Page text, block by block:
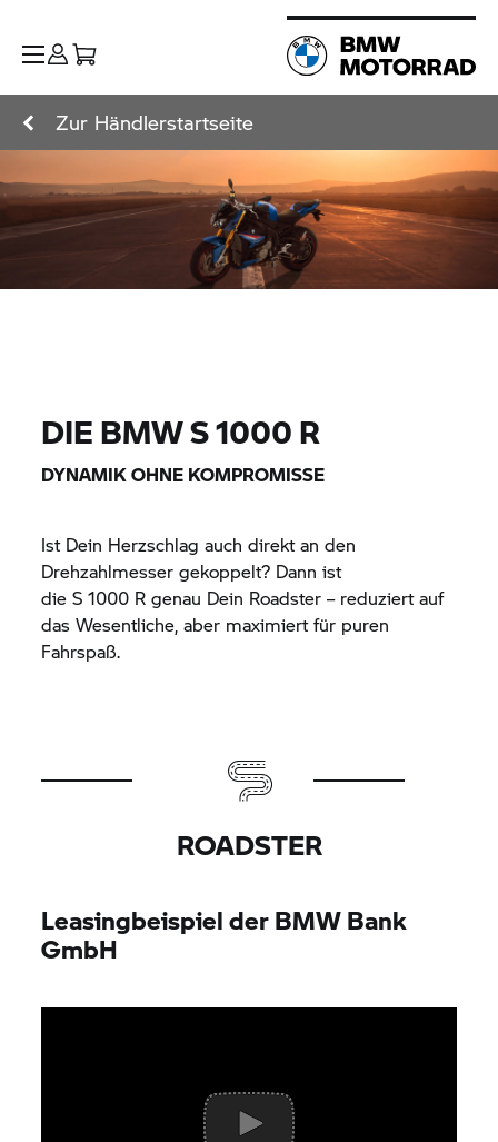
Zur Händlerstartseite
DIE BMWS 1000 R
DYNAMIK OHNE KOMPROMISSE
Ist Dein Herzschlag auch direkt an den
Drehzahlmesser gekoppelt? Dann ist
dieS 1000 R genau Dein Roadster – reduziert auf
das Wesentliche, aber maximiert für puren
Fahrspaß.
ROADSTER
Leasingbeispiel der BMW Bank
GmbH